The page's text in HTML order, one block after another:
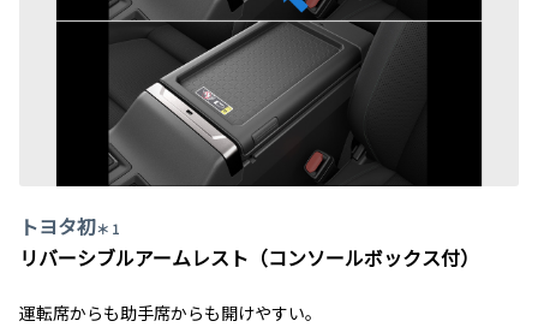
トヨタ初＊ 1
リバーシブルアームレスト（コンソールボックス付）
運転席からも助手席からも開けやすい。